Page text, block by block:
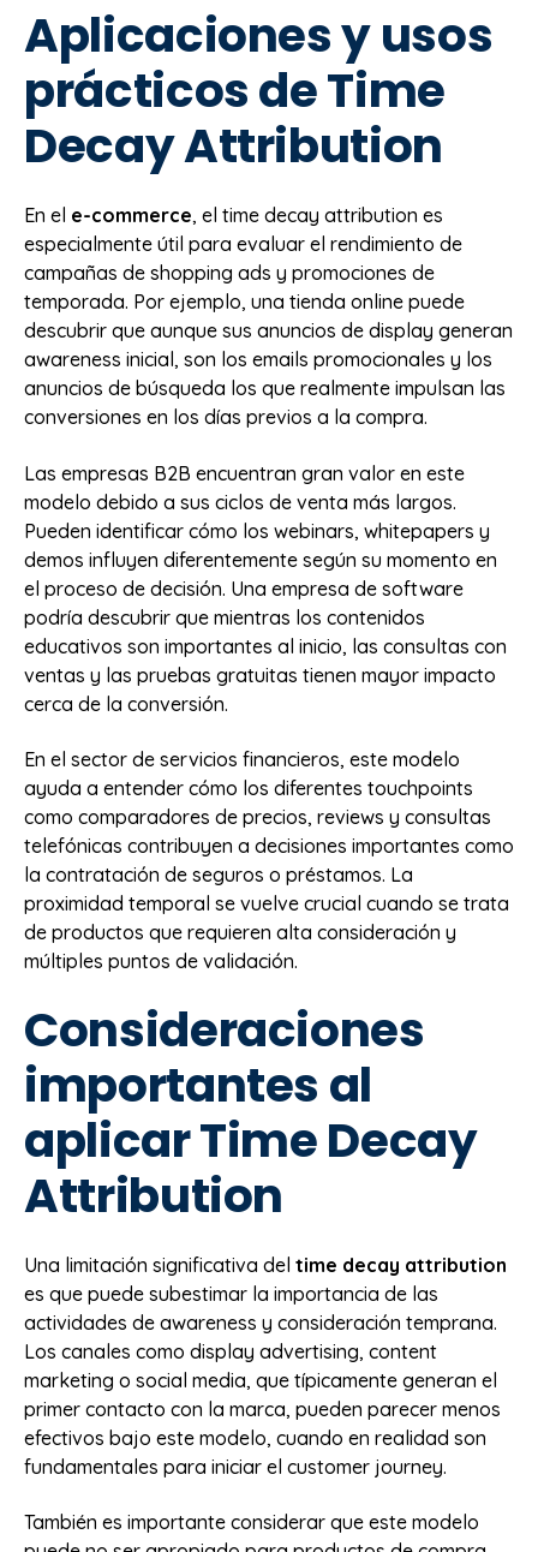
Aplicaciones y usos
prácticos de Time
Decay Attribution
En el e-commerce, el time decay attribution es
especialmente útil para evaluar el rendimiento de
campañas de shopping ads y promociones de
temporada. Por ejemplo, una tienda online puede
descubrir que aunque sus anuncios de display generan
awareness inicial, son los emails promocionales y los
anuncios de búsqueda los que realmente impulsan las
conversiones en los días previos a la compra.
Las empresas B2B encuentran gran valor en este
modelo debido a sus ciclos de venta más largos.
Pueden identificar cómo los webinars, whitepapers y
demos influyen diferentemente según su momento en
el proceso de decisión. Una empresa de software
podría descubrir que mientras los contenidos
educativos son importantes al inicio, las consultas con
ventas y las pruebas gratuitas tienen mayor impacto
cerca de la conversión.
En el sector de servicios financieros, este modelo
ayuda a entender cómo los diferentes touchpoints
como comparadores de precios, reviews y consultas
telefónicas contribuyen a decisiones importantes como
la contratación de seguros o préstamos. La
proximidad temporal se vuelve crucial cuando se trata
de productos que requieren alta consideración y
múltiples puntos de validación.
Consideraciones
importantes al
aplicar Time Decay
Attribution
Una limitación significativa del time decay attribution
es que puede subestimar la importancia de las
actividades de awareness y consideración temprana.
Los canales como display advertising, content
marketing o social media, que típicamente generan el
primer contacto con la marca, pueden parecer menos
efectivos bajo este modelo, cuando en realidad son
fundamentales para iniciar el customer journey.
También es importante considerar que este modelo